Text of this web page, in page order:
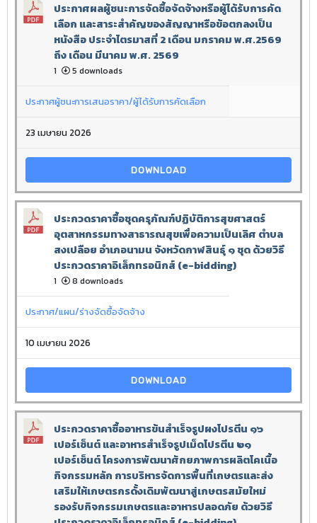
ประกาศผลผู้ชนะการจัดซื้อจัดจ้างหรือผู้ได้รับการคัด
เลือก และสาระสำคัญของสัญญาหรือข้อตกลงเป็น
หนังสือ ประจำไตรมาสที่ 2 เดือน มกราคม พ.ศ.2569
ถึง เดือน มีนาคม พ.ศ. 2569
1 5 downloads
ประกาศผู้ชนะการเสนอราคา/ผู้ได้รับการคัดเลือก
23 เมษายน 2026
DOWNLOAD
ประกวดราคาซื้อชุดครุภัณฑ์ปฏิบัติการสุขศาสตร์
อุตสาหกรรมทางสาธารณสุขเพื่อความเป็นเลิศ ตำบล
สงเปลือย อำเภอนามน จังหวัดกาฬสินธุ์ ๑ ชุด ด้วยวิธี
ประกวดราคาอิเล็กทรอนิกส์ (e-bidding)
1 8 downloads
ประกาศ/แผน/ร่างจัดซื้อจัดจ้าง
10 เมษายน 2026
DOWNLOAD
ประกวดราคาซื้ออาหารข้นสำเร็จรูปผงโปรตีน ๑๖
เปอร์เซ็นต์ และอาหารสำเร็จรูปเม็ดโปรตีน ๒๑
เปอร์เซ็นต์ โครงการพัฒนาศักยภาพการผลิตโคเนื้อ
กิจกรรมหลัก การบริหารจัดการพื้นที่เกษตรและส่ง
เสริมให้เกษตรกรดั้งเดิมพัฒนาสู่เกษตรสมัยใหม่
รองรับกิจกรรมเกษตรและอาหารปลอดภัย ด้วยวิธี